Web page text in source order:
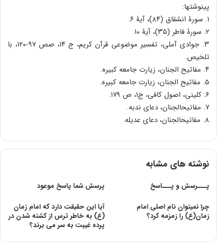
پی‏نوشت‏ها:
۱. سورۀ انشقاق (۸۴)، آیۀ ۶.
۲. سورۀ فاطر (۳۵)، آیۀ ۱۰.
۳. جوادی آملی، تفسیر موضوعی قرآن کریم، ج ۱۴، صص ۹۷-۱۲۰، با
تلخیص.
۴. مفاتیح الجنان، زیارت جامعه کبیره.
۵. مفاتیح الجنان، زیارت جامعه کبیره.
۶. کلینی، اصول کافی، ج۱، ص ۱۷۹.
۷. مفاتیح‏الجنان، دعای ندبه.
۸. مفاتیح‏الجنان، دعای عدیله.
نوشته های مشابه
پـــرسش و پـــاسخ
پرسش شما پاسخ موعود
چرا نمیتوان نام اصلی امام
زمان(ع) را زمزمه کرد؟
آیا این حقیقت دارد که امام زمان
(ع) به خاطر ترس از کشته شدن در
پرده غیبت به سر مى برند؟